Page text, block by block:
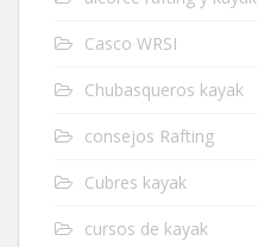
Casco WRSI
Chubasqueros kayak
consejos Rafting
Cubres kayak
cursos de kayak